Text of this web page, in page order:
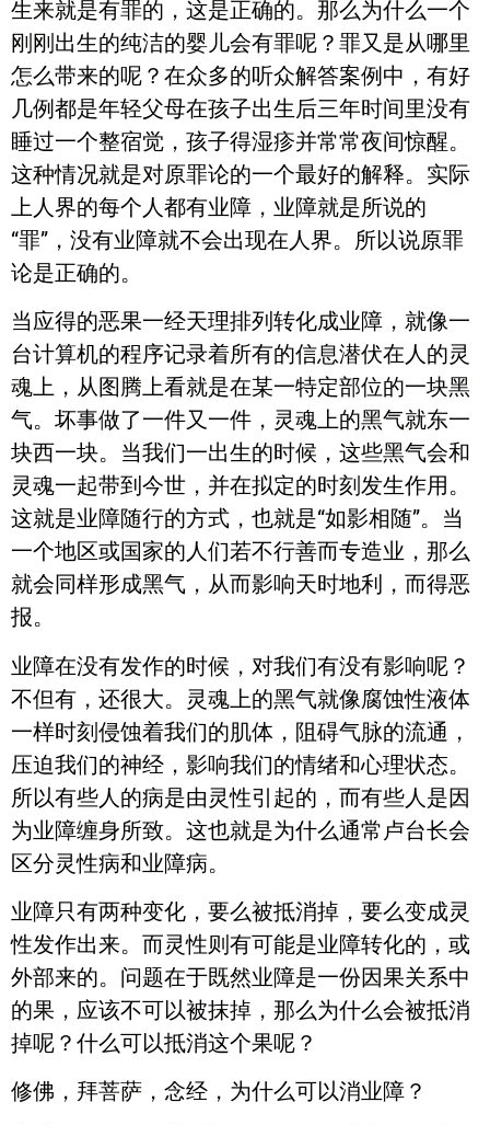
生来就是有罪的，这是正确的。那么为什么一个
刚刚出生的纯洁的婴儿会有罪呢？罪又是从哪里
怎么带来的呢？在众多的听众解答案例中，有好
几例都是年轻父母在孩子出生后三年时间里没有
睡过一个整宿觉，孩子得湿疹并常常夜间惊醒。
这种情况就是对原罪论的一个最好的解释。实际
上人界的每个人都有业障，业障就是所说的
“罪”，没有业障就不会出现在人界。所以说原罪
论是正确的。
当应得的恶果一经天理排列转化成业障，就像一
台计算机的程序记录着所有的信息潜伏在人的灵
魂上，从图腾上看就是在某一特定部位的一块黑
气。坏事做了一件又一件，灵魂上的黑气就东一
块西一块。当我们一出生的时候，这些黑气会和
灵魂一起带到今世，并在拟定的时刻发生作用。
这就是业障随行的方式，也就是“如影相随”。当
一个地区或国家的人们若不行善而专造业，那么
就会同样形成黑气，从而影响天时地利，而得恶
报。
业障在没有发作的时候，对我们有没有影响呢？
不但有，还很大。灵魂上的黑气就像腐蚀性液体
一样时刻侵蚀着我们的肌体，阻碍气脉的流通，
压迫我们的神经，影响我们的情绪和心理状态。
所以有些人的病是由灵性引起的，而有些人是因
为业障缠身所致。这也就是为什么通常卢台长会
区分灵性病和业障病。
业障只有两种变化，要么被抵消掉，要么变成灵
性发作出来。而灵性则有可能是业障转化的，或
外部来的。问题在于既然业障是一份因果关系中
的果，应该不可以被抹掉，那么为什么会被抵消
掉呢？什么可以抵消这个果呢？
修佛，拜菩萨，念经，为什么可以消业障？